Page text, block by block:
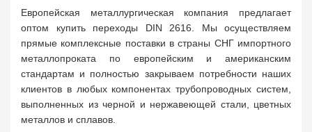
Европейская металлургическая компания предлагает
оптом купить переходы DIN 2616. Мы осуществляем
прямые комплексные поставки в страны СНГ импортного
металлопроката по европейским и американским
стандартам и полностью закрываем потребности наших
клиентов в любых компонентах трубопроводных систем,
выполненных из черной и нержавеющей стали, цветных
металлов и сплавов.